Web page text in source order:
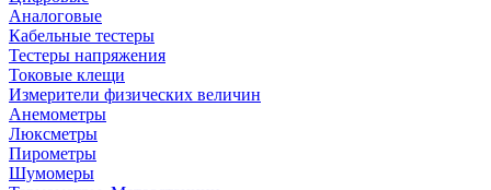
Аналоговые
Кабельные тестеры
Тестеры напряжения
Токовые клещи
Измерители физических величин
Анемометры
Люксметры
Пирометры
Шумомеры